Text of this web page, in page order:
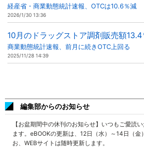
経産省・商業動態統計速報、OTCは10.6％減
2026/1/30 13:36
10月のドラッグストア調剤販売額13.4
商業動態統計速報、前月に続きOTC上回る
2025/11/28 14:39
編集部からのお知らせ
【お盆期間中の休刊のお知らせ】いつもご愛読
ます。eBOOKの更新は、12日（水）～14日（金
お、WEBサイトは随時更新します。